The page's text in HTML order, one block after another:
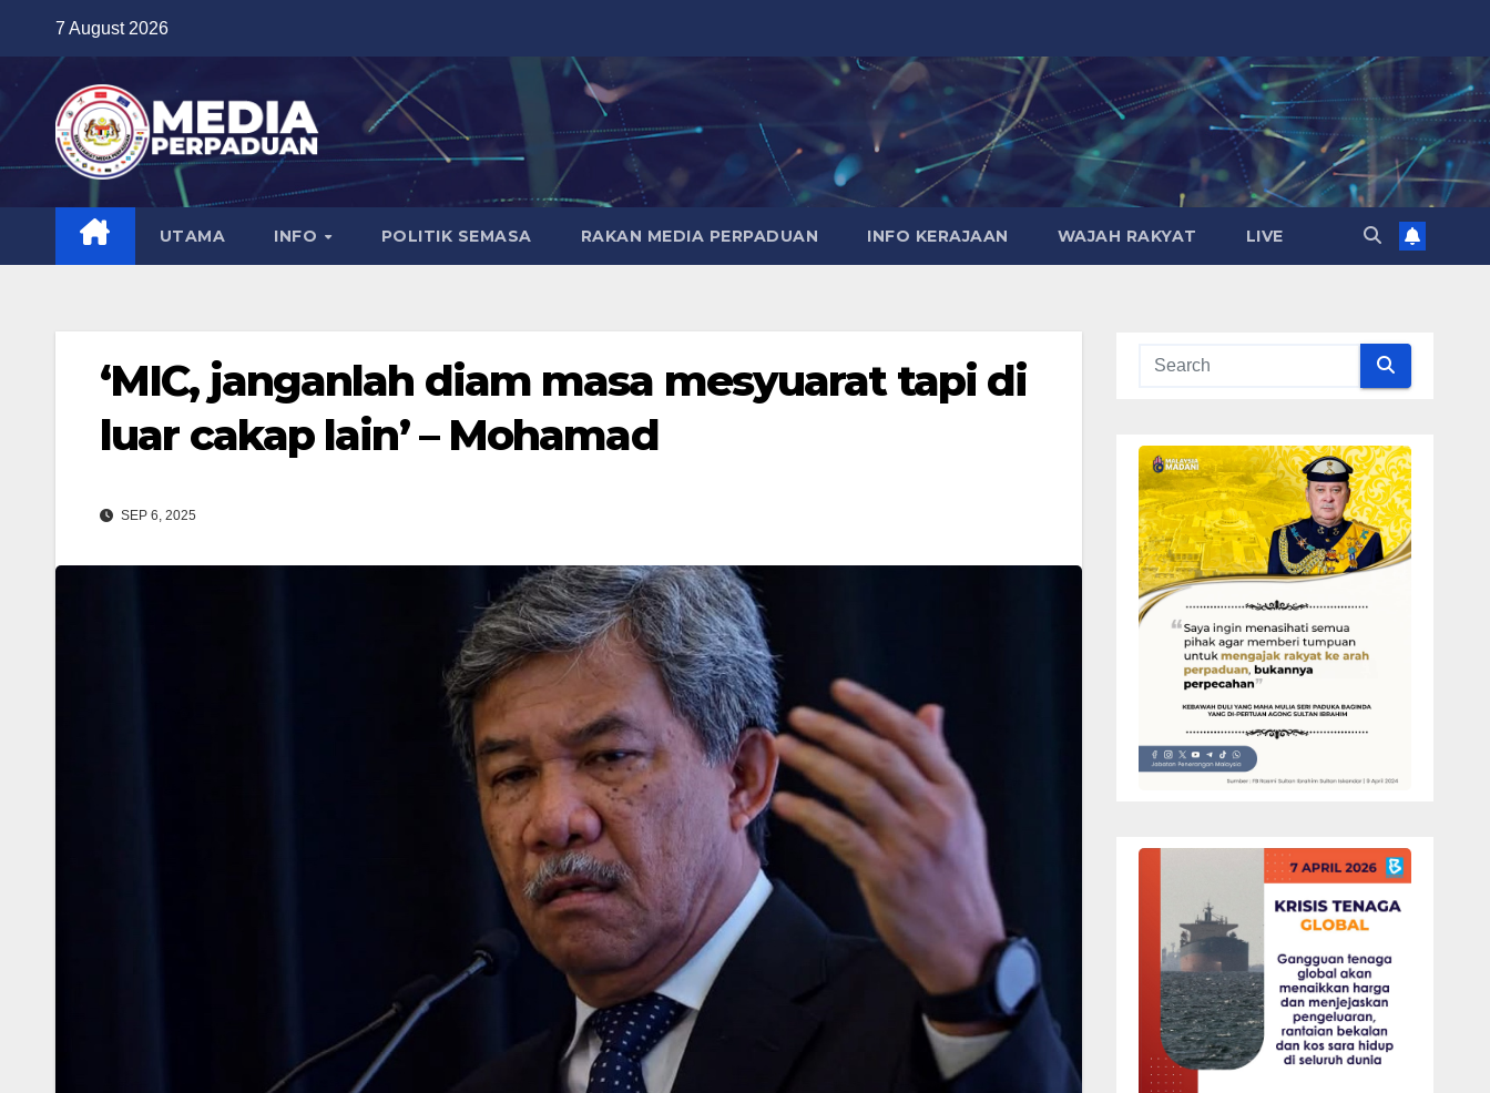
content
7 August 2026
UTAMA INFO POLITIK SEMASA RAKAN MEDIA PERPADUAN INFO KERAJAAN WAJAH RAKYAT LIVE
‘MIC, janganlah diam masa mesyuarat tapi di
luar cakap lain’ – Mohamad
SEP 6, 2025